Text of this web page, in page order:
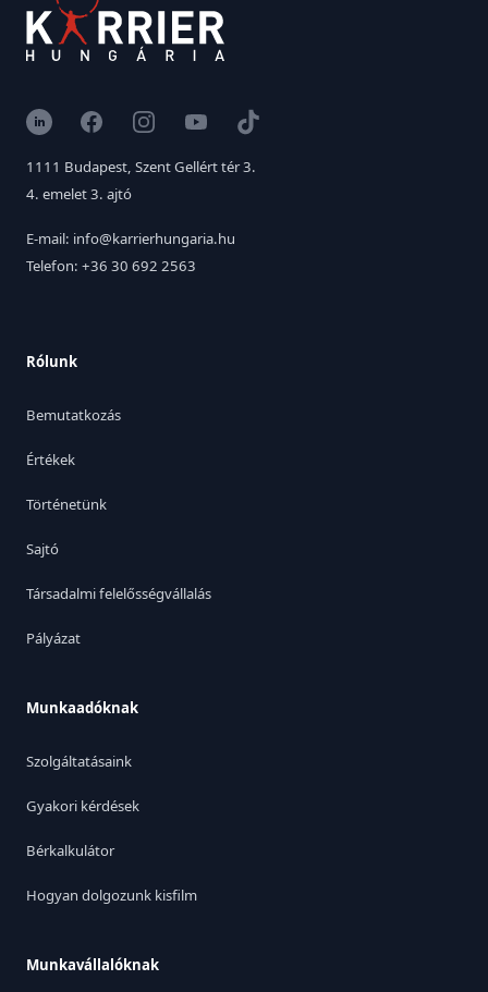
LinkedInFacebookInstagramYouTubeTikTok
1111 Budapest, Szent Gellért tér 3.
4. emelet 3. ajtó
E-mail: info@karrierhungaria.hu
Telefon: +36 30 692 2563
Rólunk
Bemutatkozás
Értékek
Történetünk
Sajtó
Társadalmi felelősségvállalás
Pályázat
Munkaadóknak
Szolgáltatásaink
Gyakori kérdések
Bérkalkulátor
Hogyan dolgozunk kisfilm
Munkavállalóknak